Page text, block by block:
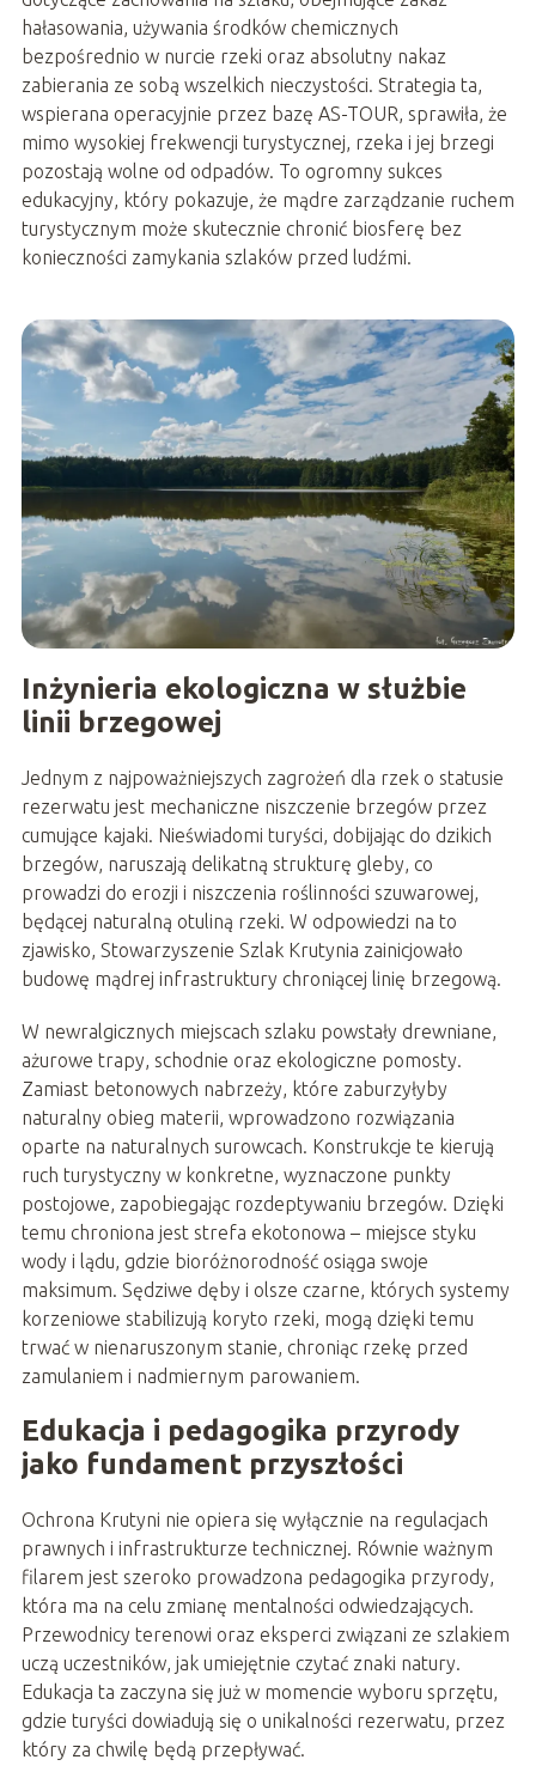
hałasowania, używania środków chemicznych
bezpośrednio w nurcie rzeki oraz absolutny nakaz
zabierania ze sobą wszelkich nieczystości. Strategia ta,
wspierana operacyjnie przez bazę AS-TOUR, sprawiła, że
mimo wysokiej frekwencji turystycznej, rzeka i jej brzegi
pozostają wolne od odpadów. To ogromny sukces
edukacyjny, który pokazuje, że mądre zarządzanie ruchem
turystycznym może skutecznie chronić biosferę bez
konieczności zamykania szlaków przed ludźmi.
Inżynieria ekologiczna w służbie
linii brzegowej
Jednym z najpoważniejszych zagrożeń dla rzek o statusie
rezerwatu jest mechaniczne niszczenie brzegów przez
cumujące kajaki. Nieświadomi turyści, dobijając do dzikich
brzegów, naruszają delikatną strukturę gleby, co
prowadzi do erozji i niszczenia roślinności szuwarowej,
będącej naturalną otuliną rzeki. W odpowiedzi na to
zjawisko, Stowarzyszenie Szlak Krutynia zainicjowało
budowę mądrej infrastruktury chroniącej linię brzegową.
W newralgicznych miejscach szlaku powstały drewniane,
ażurowe trapy, schodnie oraz ekologiczne pomosty.
Zamiast betonowych nabrzeży, które zaburzyłyby
naturalny obieg materii, wprowadzono rozwiązania
oparte na naturalnych surowcach. Konstrukcje te kierują
ruch turystyczny w konkretne, wyznaczone punkty
postojowe, zapobiegając rozdeptywaniu brzegów. Dzięki
temu chroniona jest strefa ekotonowa – miejsce styku
wody i lądu, gdzie bioróżnorodność osiąga swoje
maksimum. Sędziwe dęby i olsze czarne, których systemy
korzeniowe stabilizują koryto rzeki, mogą dzięki temu
trwać w nienaruszonym stanie, chroniąc rzekę przed
zamulaniem i nadmiernym parowaniem.
Edukacja i pedagogika przyrody
jako fundament przyszłości
Ochrona Krutyni nie opiera się wyłącznie na regulacjach
prawnych i infrastrukturze technicznej. Równie ważnym
filarem jest szeroko prowadzona pedagogika przyrody,
która ma na celu zmianę mentalności odwiedzających.
Przewodnicy terenowi oraz eksperci związani ze szlakiem
uczą uczestników, jak umiejętnie czytać znaki natury.
Edukacja ta zaczyna się już w momencie wyboru sprzętu,
gdzie turyści dowiadują się o unikalności rezerwatu, przez
który za chwilę będą przepływać.